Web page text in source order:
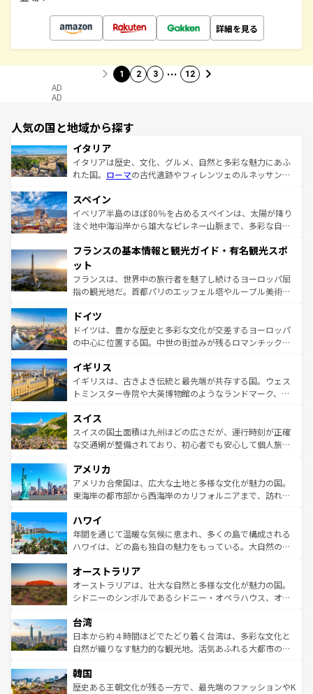
詳細を見る
1 2 3 … 12
AD
AD
人気の国と地域から探す
イタリア
イタリアは歴史、文化、グルメ、自然と多彩な魅力にあふ
れた国。 ローマの古代遺跡やフィレンツェのルネッサンス
ろん、トスカーナの美しい田園風景やアマルフィ海岸の絶
景など、自然景観も見逃せない。観光の合間には、本場の
ピザやパスタなど、絶品のイタリア料理を堪能することも
ませてくれるイタリアで、忘れられない旅をしてみよう！
なお、新着のイタリア情報は
しい。
スペイン
イベリア半島のほぼ80％を占めるスペインは、太陽が降り
注ぐ地中海沿岸から雄大なピレネー山脈まで、多彩な自然
文化が根付くこの国では、情熱的なフラメンコ、熱気あふ
れる闘牛、そして美味しいタパスが生活の一部となってい
る。首都マドリードの洗練された雰囲気や、バルセロナの
アートに溢れた街角から、地方では古代ローマ遺跡や中世
せる。地方によって風土や気候が異なるスペインはその個
性で訪れる人を魅了する。 なお、新着のスペイン情報は コ
ンテンツ一覧を参照してほしい。
フランスの基本情報と観光ガイド・有名観光スポ
ット
フランスは、世界中の旅行者を魅了し続けるヨーロッパ屈
指の観光地だ。首都パリのエッフェル塔やルーブル美術館
で、幅広い魅力が詰まっている。華麗な宮殿、歴史的な大
聖堂、美しいビーチ、そして豊かな自然が、訪れる者を心
から魅了する。また、フランスは美食の国としても知ら
いる。シャンパンの発祥地であるランス、プロヴァンスの
香り高いラベンダー畑など、多彩な楽しみ方が可能だ。さ
らに、パリ以外の地域にも魅力が溢れており、どの街角に
れる地方に足を運ぶとそれぞれで全く異なる文化を体験で
きるだろう。 なお、新着のフランス情報はコンテンツ一覧
を参照してほしい。
ドイツ
ドイツは、豊かな歴史と多彩な文化が交差するヨーロッパ
の中心に位置する国。中世の街並みが残るロマンチック街
顔を持つこの国は、どこを歩いても飽きることがない。ベ
ルリンの文化的活気、バイエルン州のアルプスの絶景、そ
してライン川沿いのワイン畑といった風景は必見。ビール
は、お酒好きな人にはぜひ体験してほしい。 なお、新着の
ドイツ情報はコンテンツ一覧を参照してほしい。
イギリス
イギリスは、古きよき伝統と最先端が共存する国。ウェス
トミンスター寺院や大英博物館のようなランドマーク、歴
リアごとに異なる魅力がある。また、優雅なアフタヌーン
ティー、ビール好きにはたまらない英国パブ、サッカー観
戦など、本場だからこそできる体験も豊富。イギリスを旅
ンツ一覧を参照してほしい。
スイス
スイスの国土面積は九州ほどの広さだが、運行時刻が正確
な交通網が整備されており、初心者でも安心して個人旅行
の建物がそのまま残る町や、スイスならではのユニークな
博物館もあり、アルプス観光だけでなく町歩きも満喫する
ことができる。国民の所得が高いため物価も高いが、旅行
ば市内交通費無料で観光を楽しむこともできる。 なお、新
着のスイス情報はコンテンツ一覧 を参照してほしい。
アメリカ
アメリカ合衆国は、広大な土地と多様な文化が魅力の国。
東海岸の都市部から西海岸のカリフォルニアまで、訪れる
のような巨大都市は、観光、ショッピング、エンターテイ
ンメントが詰まった刺激的なスポットだ。一方、アメリカ
西部には大自然が広がり、グランドキャニオンやイエロー
部のニューオーリンズでは、音楽と美食が融合した独特の
文化が魅力。旅行者はアメリカの各地域で異なる魅力を楽
しみながら、その多様性と豊かな歴史を感じることができ
ならではの贅沢な旅のスタイルだ。 なお、新着のアメリカ
情報はコンテンツ一覧を参照してほしい。
ハワイ
年間を通じて温暖な気候に恵まれ、多くの島で構成される
ハワイは、どの島も独自の魅力をもっている。大自然の神
ワイ島は見逃せない。また、定番の観光地といえばオアフ
島だが、静かな自然を求めるならマウイ島やカウアイ島が
おすすめ。エメラルドグリーンに輝く海をはじめ、豊かな
れるおもてなしの心で訪れる人々を迎えてくれるハワイの
人々、おいしいローカルフードやハワイアンミュージッ
ク、伝統的なフラダンスなど、すべてがハワイの魅力を彩
ワイを、存分に味わってほしい。 なお、新着のハワイ情報
はコンテンツ一覧を参照してほしい。
オーストラリア
オーストラリアは、壮大な自然と多様な文化が魅力の国。
シドニーのシンボルであるシドニー・オペラハウス、オー
リアリーフや大陸中央部にそびえるウルル（エアーズロッ
ク）、タスマニアの美しい原生林やケアンズの熱帯雨林な
ど、見どころがたくさん。また、カフェやワイン、オージ
いる。アクティビティも充実しており、サーフィンやダイ
ビング、ハイキングなど、アウトドア好きにはたまらな
台湾
日本から約４時間ほどでたどり着く台湾は、多彩な文化と
自然が織りなす魅力的な観光地。活気あふれる大都市の台
ン）、静ひつな山岳地帯である台湾東部など、都市の喧騒
と山間の静けさが共存しており、訪れる人に新しい発見と
韓国
歴史ある王朝文化が残る一方で、最先端のファッションやK